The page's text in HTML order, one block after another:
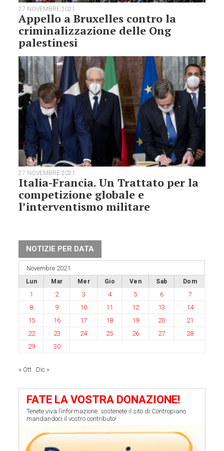
27 NOVEMBRE 2021
Appello a Bruxelles contro la
criminalizzazione delle Ong
palestinesi
27 NOVEMBRE 2021
Italia-Francia. Un Trattato per la
competizione globale e
l’interventismo militare
NOTIZIE PER DATA
Novembre 2021
Lun Mar Mer Gio Ven Sab Dom
1 2 3 4 5 6
7
8
9 10 11 12 13
14
15
16 17 18 19 20
21
22
23 24 25 26 27
28
29
30
« Ott Dic »
FATE LA VOSTRA DONAZIONE!
Tenete viva l’informazione: sostenete il sito di Contropiano
mandandoci il vostro contributo!